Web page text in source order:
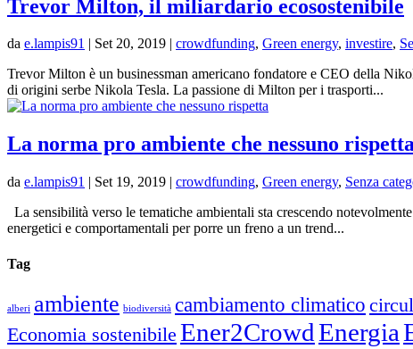
Trevor Milton, il miliardario ecosostenibile
da e.lampis91 | Set 20, 2019 | crowdfunding, Green energy, investire,
Trevor Milton è un businessman americano fondatore e CEO della
di origini serbe Nikola Tesla. La passione di Milton per i trasporti...
La norma pro ambiente che nessuno
da e.lampis91 | Set 19, 2019 | crowdfunding, Green energy, Senza
La sensibilità verso le tematiche ambientali sta crescendo
energetici e comportamentali per porre un freno a un trend...
Tag
alberi ambiente biodiversità cambiamento climatico
Economia sostenibile Ener2CrowdEnergia